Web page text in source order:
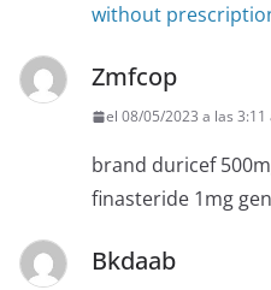
without
Zmfcop
el 08/05/2023 a las 3:11
brand duricef
finasteride 1mg
Bkdaab